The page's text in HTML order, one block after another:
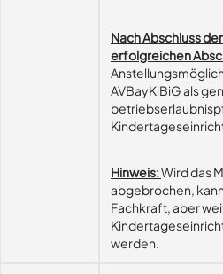
Nach Abschluss
erfolgreichen
AVBayKiBiG als
Hinweis:Wird das
abgebrochen,
Fachkraft, aber
werden.